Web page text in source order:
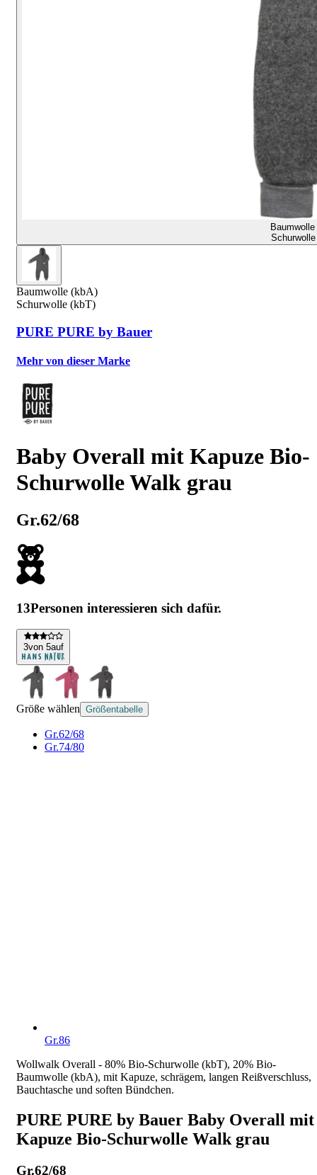
Baumwolle (kbA)
Schurwolle (kbT)
PURE PURE by Bauer
Mehr von dieser Marke
Baby Overall mit Kapuze Bio-
Schurwolle Walk grau
Gr.62/68
13Personen interessieren sich dafür.
3von 5auf
Größe wählen Größentabelle
Gr.62/68
Gr.74/80
Gr.86
Wollwalk Overall - 80% Bio-Schurwolle (kbT), 20% Bio-
Baumwolle (kbA), mit Kapuze, schrägem, langen Reißverschluss,
Bauchtasche und soften Bündchen.
PURE PURE by Bauer Baby Overall mit
Kapuze Bio-Schurwolle Walk grau
Gr.62/68